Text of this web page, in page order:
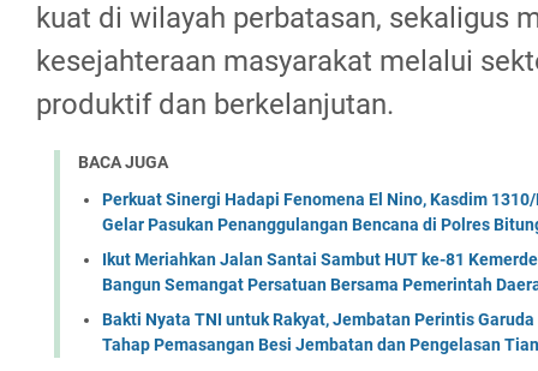
kuat di wilayah perbatasan, sekaligus
kesejahteraan masyarakat melalui
produktif dan berkelanjutan.
BACA JUGA
Perkuat Sinergi Hadapi Fenomena El Nino, Kasdim
Gelar Pasukan Penanggulangan Bencana di Polres
Ikut Meriahkan Jalan Santai Sambut HUT ke-81
Bangun Semangat Persatuan Bersama Pemerintah
Bakti Nyata TNI untuk Rakyat, Jembatan Perintis
Tahap Pemasangan Besi Jembatan dan Pengelasan